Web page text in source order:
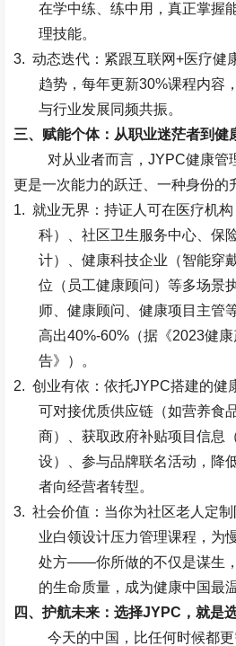
在学中练、练中用，真正掌握
理技能。
3. 动态迭代：紧跟互联网+医疗健
趋势，每年更新30%课程内容
与行业发展同频共振。
三、赋能个体：从职业迷茫者到健
对从业者而言， JYPC健康管
更是一次能力的跃迁、一种身份的
1. 就业无界：持证人可在医疗机
科）、社区卫生服务中心、保
计）、健康科技企业（智能穿
位（员工健康顾问）等多场景
师、健康顾问、健康项目主管
高出40%-60% （据《2023健
告》）。
2. 创业有依：依托JYPC搭建的健
可对接优质供应链（如营养食
商）、获取政府补贴项目信息
设）、参与品牌联名活动，降
者向经营者转型。
3. 社会价值：当你为社区老人定
业白领设计压力管理课程，为
处方——你所做的不仅是谋生
的生命质量，成为健康中国最
四、护航未来：选择JYPC ，就是
今天的中国，比任何时候都